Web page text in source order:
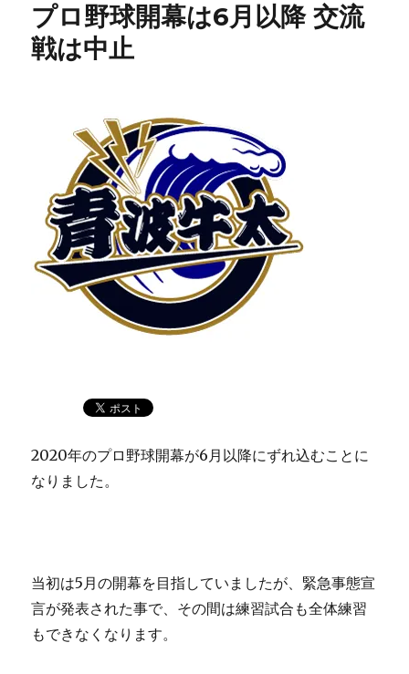
プロ野球開幕は6月以降 交流
戦は中止
2020年のプロ野球開幕が6月以降にずれ込むことに
なりました。
当初は5月の開幕を目指していましたが、緊急事態宣
言が発表された事で、その間は練習試合も全体練習
もできなくなります。